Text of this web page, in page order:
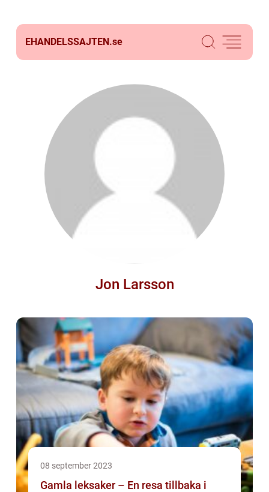
EHANDELSSAJTEN.se
Jon Larsson
08 september 2023
Gamla leksaker – En resa tillbaka i